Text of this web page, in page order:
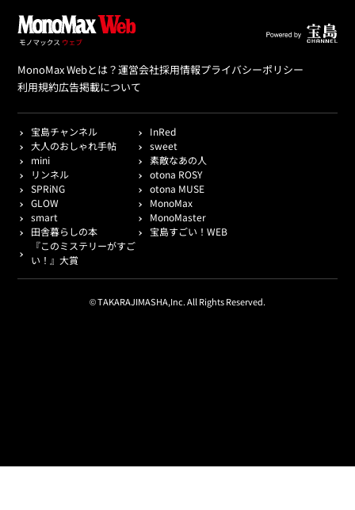
MonoMax Webとは？運営会社採用情報プライバシーポリシー
利用規約広告掲載について
宝島チャンネル
InRed
大人のおしゃれ手帖
sweet
mini
素敵なあの人
リンネル
otona ROSY
SPRiNG
otona MUSE
GLOW
MonoMax
smart
MonoMaster
田舎暮らしの本
宝島すごい！WEB
『このミステリーがすご
い！』大賞
© TAKARAJIMASHA,Inc. All Rights Reserved.